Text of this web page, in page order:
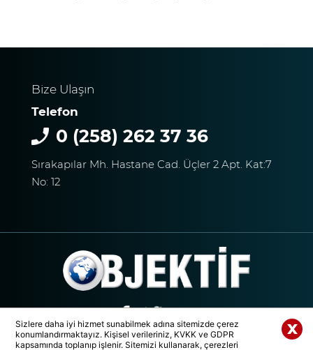
Sizlere daha iyi hizmet sunabilmek adına sitemizde çerez
konumlandırmaktayız. Kişisel verileriniz, KVKK ve GDPR
kapsamında toplanıp işlenir. Sitemizi kullanarak, çerezleri
Whatsapp Paylaş
ANNESİ ADLİYE SEVK
EDİLDİ
83 KAYITLI AZILI KADIN
Bize Ulaşın
Telefon
0 (258) 262 37 36
Sırakapılar Mh. Hastane Cad. Üçler 2 Apt. Kat:7
No: 12
© 2020 Tüm Hakları Saklıdır. | DENİZLİ OBJEKTİF MEDYA GRUBU